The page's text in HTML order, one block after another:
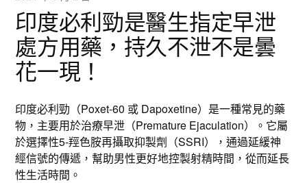
印度必利勁是醫生指定早泄
處方用藥，持久不泄不是曇
花一現！
印度必利勁（Poxet-60 或 Dapoxetine）是一種常見的藥
物，主要用於治療早泄（Premature Ejaculation）。它屬
於選擇性5-羥色胺再攝取抑製劑（SSRI），通過延緩神
經信號的傳遞，幫助男性更好地控製射精時間，從而延長
性生活時間。